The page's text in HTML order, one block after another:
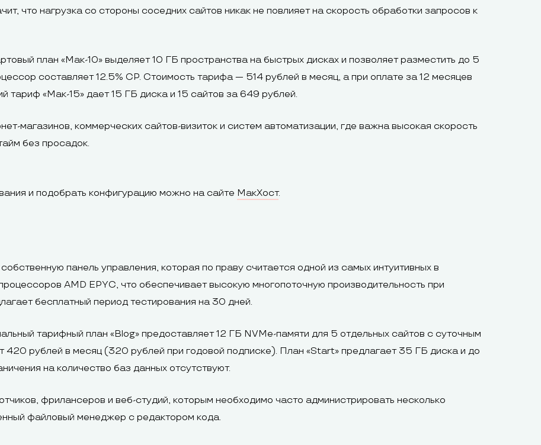
что нагрузка со стороны соседних сайтов никак не повлияет на скорость обработки запросов к
план «Мак-10» выделяет 10 ГБ пространства на быстрых дисках и позволяет разместить до 5
составляет 12.5% CP. Стоимость тарифа — 514 рублей в месяц, а при оплате за 12 месяцев
тариф «Мак-15» дает 15 ГБ диска и 15 сайтов за 649 рублей.
магазинов, коммерческих сайтов-визиток и систем автоматизации, где важна высокая скорость
без просадок.
и подобрать конфигурацию можно на сайте МакХост.
панель управления, которая по праву считается одной из самых интуитивных в
AMD EPYC, что обеспечивает высокую многопоточную производительность при
бесплатный период тестирования на 30 дней.
тарифный план «Blog» предоставляет 12 ГБ NVMe-памяти для 5 отдельных сайтов с суточным
420 рублей в месяц (320 рублей при годовой подписке). План «Start» предлагает 35 ГБ диска и до
на количество баз данных отсутствуют.
фрилансеров и веб-студий, которым необходимо часто администрировать несколько
файловый менеджер с редактором кода.